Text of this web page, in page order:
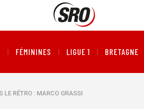
FÉMININES LIGUE 1 BRETAGNE
LE RÉTRO : MARCO GRASSI